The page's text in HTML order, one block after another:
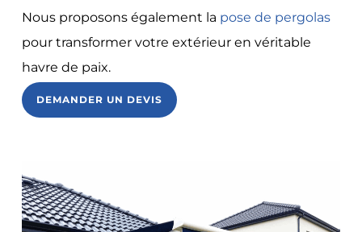
Nous proposons également la pose de pergolas
pour transformer votre extérieur en véritable
havre de paix.
DEMANDER UN DEVIS